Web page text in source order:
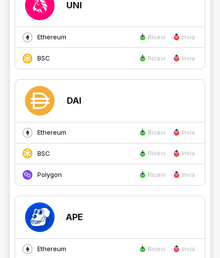
UNI
Ethereum Ricevi Invia
BSC Ricevi Invia
DAI
Ethereum Ricevi Invia
BSC Ricevi Invia
Polygon Ricevi Invia
APE
Ethereum Ricevi Invia